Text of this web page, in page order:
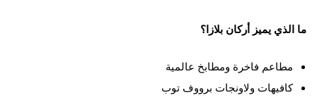
ما الذي يميز أركان بلازا؟
مطاعم فاخرة ومطابخ عالمية
كافيهات ولاونجات برووف توب